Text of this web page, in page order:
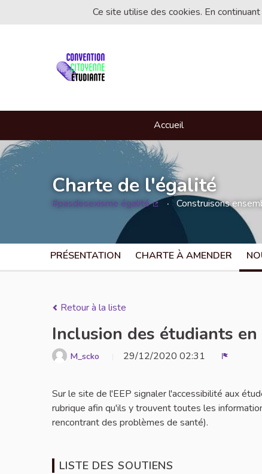
Ce site utilise des cookies. En
Accueil
Charte de l'égalité
#pasdesexisme égalité Construisons
PRÉSENTATION CHARTE À AMENDER
Retour à la liste
Inclusion des étudiants
M_scko 29/12/2020 02:31
Sur le site de l'EEP signaler l'accessibilité aux
rubrique afin qu'ils y trouvent toutes les
rencontrant des problèmes de santé).
LISTE DES SOUTIENS